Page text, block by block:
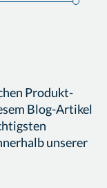
Produkt-
Blog-Artikel
unserer